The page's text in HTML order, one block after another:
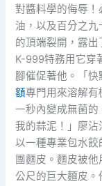
對醬料學的侮辱
油，以及百分之
的頂端裂開，露出
K-999特務用它穿
腳催促著他。「
額專門用來溶解
一秒內變成無菌
我的蒜泥！」廖
以一種專業包水
團麵皮。麵皮被
公尺的巨大麵皮